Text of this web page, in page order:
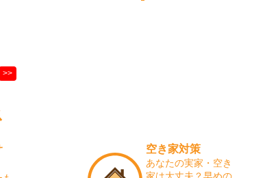
空き家対策
あなたの実家・空き